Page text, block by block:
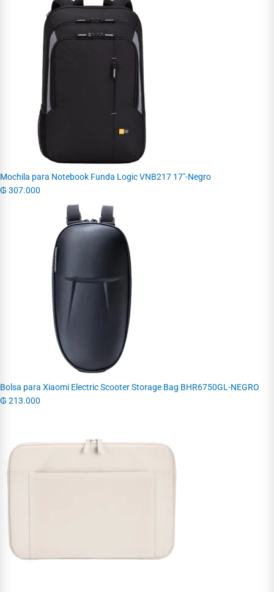
Mochila para Notebook Funda Logic VNB217 17"-Negro
₲ 307.000
Bolsa para Xiaomi Electric Scooter Storage Bag BHR6750GL-NEGRO
₲ 213.000